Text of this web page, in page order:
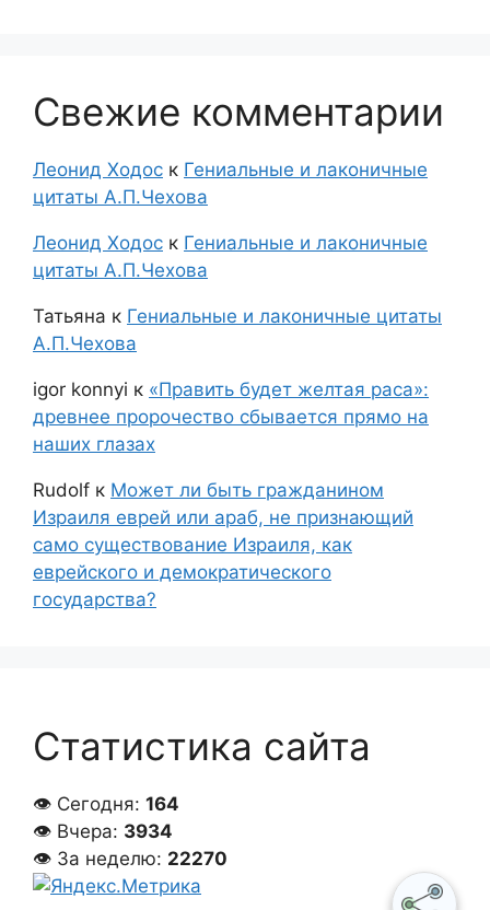
Свежие комментарии
Леонид Ходос к Гениальные и лаконичные
цитаты А.П.Чехова
Леонид Ходос к Гениальные и лаконичные
цитаты А.П.Чехова
Татьяна к Гениальные и лаконичные цитаты
А.П.Чехова
igor konnyi к «Править будет желтая раса»:
древнее пророчество сбывается прямо на
наших глазах
Rudolf к Может ли быть гражданином
Израиля еврей или араб, не признающий
само существование Израиля, как
еврейского и демократического
государства?
Статистика сайта
👁 Сегодня: 164
👁 Вчера: 3934
👁 За неделю: 22270